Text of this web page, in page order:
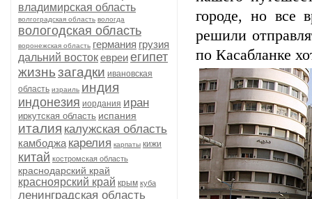
владимирская область
волгоградская область вологда
вологодская область
воронежская область германия грузия
дальний востокевреиегипет
жизньзагадки ивановская
область израиль индия
индонезия иордания иран
иркутская область испания
италия калужская область
камбоджа карелия карпаты кижи
китай костромская область
краснодарский край
красноярский край крым куба
ленинградская область
городе, но все
решили
по Касабланке